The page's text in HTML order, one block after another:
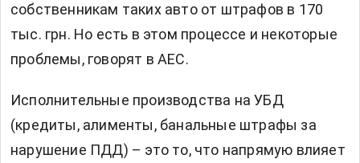
собственникам таких авто от штрафов в 170
тыс. грн. Но есть в этом процессе и некоторые
проблемы, говорят в АЕС.
Исполнительные производства на УБД
(кредиты, алименты, банальные штрафы за
нарушение ПДД) – это то, что напрямую влияет